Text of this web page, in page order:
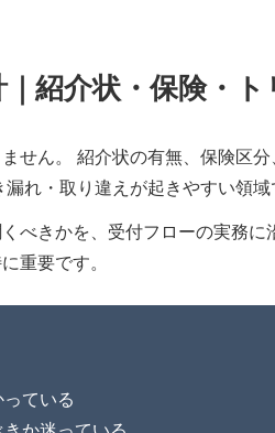
紹介状・保険・
せん。 紹介状の有無、保険区
れ・取り違えが起きやすい領域
べきかを、受付フローの実務
重要です。
ている